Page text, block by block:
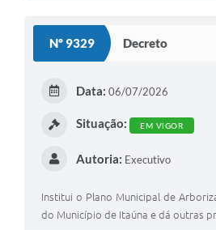
Nº 9329 Decreto
Data: 06/07/2026
Situação: EM VIGOR
Autoria: Executivo
Institui o Plano Municipal de
do Município de Itaúna e dá outras